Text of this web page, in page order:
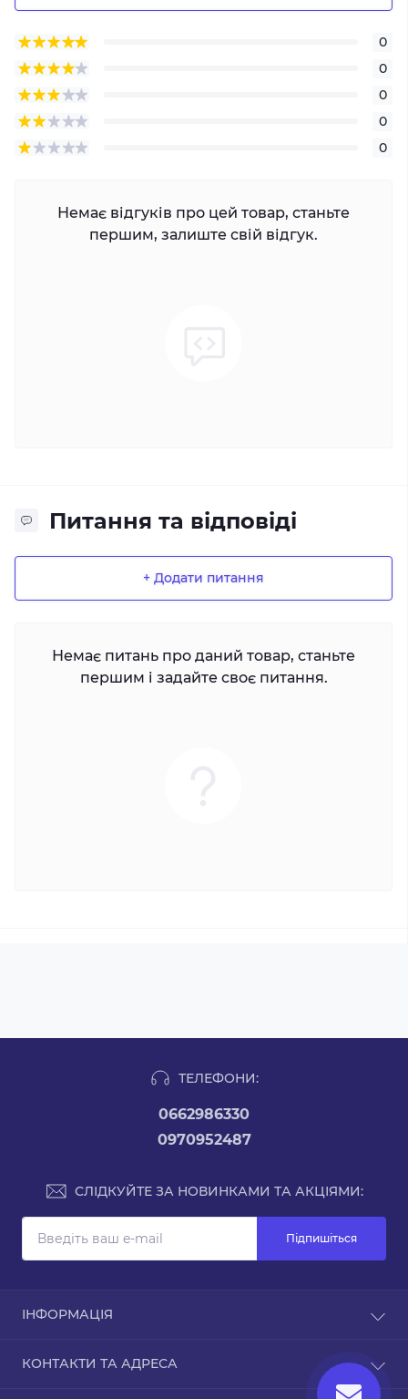
0
0
0
0
0
Немає відгуків про цей товар, станьте
першим, залиште свій відгук.
Питання та відповіді
+ Додати питання
Немає питань про даний товар, станьте
першим і задайте своє питання.
ТЕЛЕФОНИ:
0662986330
0970952487
СЛІДКУЙТЕ ЗА НОВИНКАМИ ТА АКЦІЯМИ:
Підпишіться
ІНФОРМАЦІЯ
Повернення та обмін товару
КОНТАКТИ ТА АДРЕСА